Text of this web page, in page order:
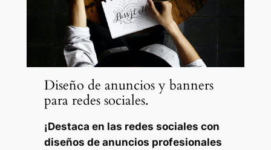
Diseño de anuncios y banners
para redes sociales.
¡Destaca en las redes sociales con
diseños de anuncios profesionales